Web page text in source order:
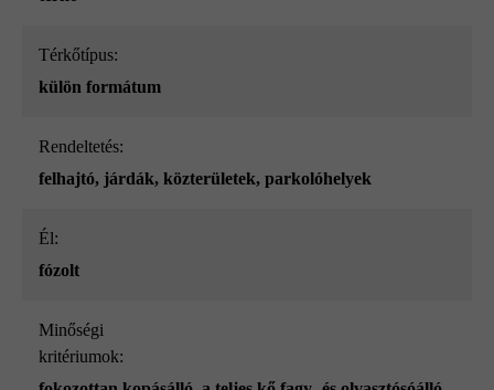
Térkőtípus:
külön formátum
Rendeltetés:
felhajtó, járdák, közterületek, parkolóhelyek
él:
fózolt
Minőségi
kritériumok: